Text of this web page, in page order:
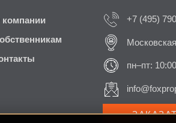
+7 (495)
пн–пт: